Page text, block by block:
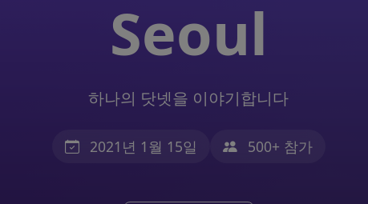
Seoul
하나의 닷넷을 이야기합니다
2021년 1월 15일 500+ 참가